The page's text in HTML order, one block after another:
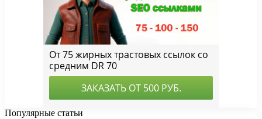
Популярные статьи